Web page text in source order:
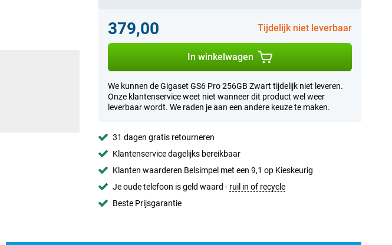
379,00 Tijdelijk niet leverbaar
In winkelwagen
We kunnen de Gigaset GS6 Pro 256GB Zwart tijdelijk niet leveren.
Onze klantenservice weet niet wanneer dit product wel weer
leverbaar wordt. We raden je aan een andere keuze te maken.
31 dagen gratis retourneren
Klantenservice dagelijks bereikbaar
Klanten waarderen Belsimpel met een 9,1 op Kieskeurig
Je oude telefoon is geld waard - ruil in of recycle
Beste Prijsgarantie